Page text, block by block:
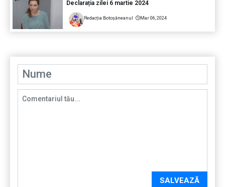
Declarația zilei 6 martie 2024
Redacția Botoșăneanul Mar 06, 2024
SALVEAZĂ